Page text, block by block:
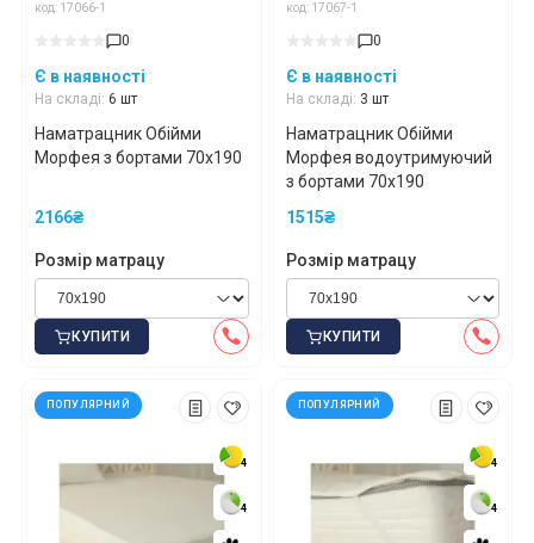
код: 17066-1
0
Є в наявності
На складі: 6 шт
Наматрацник Обійми
Морфея з бортами 70x190
2166₴
Розмір матрацу
КУПИТИ
код: 17067-1
0
Є в наявності
На складі: 3 шт
Наматрацник Обійми
Морфея водоутримуючий
з бортами 70x190
1515₴
Розмір матрацу
КУПИТИ
4
4
ПОПУЛЯРНИЙ
4
4
4
4
ПОПУЛЯРНИЙ
4
4